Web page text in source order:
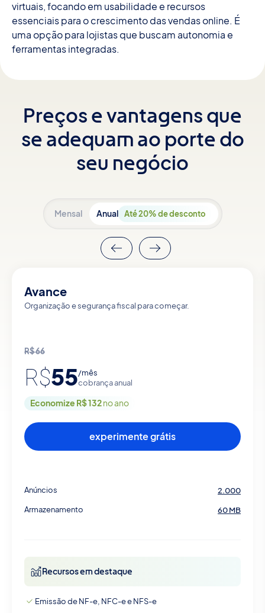
virtuais, focando em usabilidade e recursos
essenciais para o crescimento das vendas online. É
uma opção para lojistas que buscam autonomia e
ferramentas integradas.
Preços e vantagens que
se adequam ao porte do
seu negócio
Mensal Anual Até 20% de desconto
Avance
Organização e segurança fiscal para começar.
R$66
R$55/mês
cobrança anual
Economize R$ 132no ano
experimente grátis
Anúncios
2.000
Armazenamento
60 MB
Recursos em destaque
Emissão de NF-e, NFC-e e NFS-e